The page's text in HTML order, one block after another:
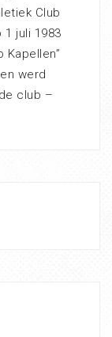
Club
1 juli 1983
Kapellen”
werd
club –